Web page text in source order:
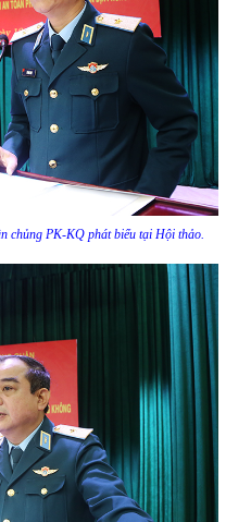
chủng PK-KQ phát biểu tại Hội thảo.